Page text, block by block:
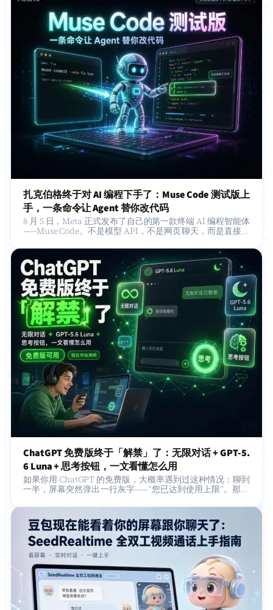
扎克伯格终于对 AI 编程下手了：Muse Code 测试版上
手，一条命令让 Agent 替你改代码
8 月 5 日，Meta 正式发布了自己的第一款终端 AI 编程智能体
——Muse Code。不是模型 API，不是网页聊天，而是直接钻
具。 在这之…
ChatGPT 免费版终于「解禁」了：无限对话 + GPT-5.
6 Luna + 思考按钮，一文看懂怎么用
如果你用 ChatGPT 的免费版，大概率遇到过这种情况：聊到
一半，屏幕突然弹出一行灰字——”您已达到使用上限”。那种
差不多…